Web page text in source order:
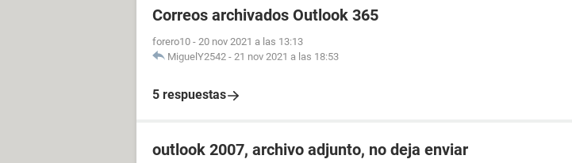
Correos archivados Outlook 365
forero10 - 20 nov 2021 a las 13:13
MiguelY2542 - 21 nov 2021 a las 18:53
5 respuestas
outlook 2007, archivo adjunto, no deja enviar